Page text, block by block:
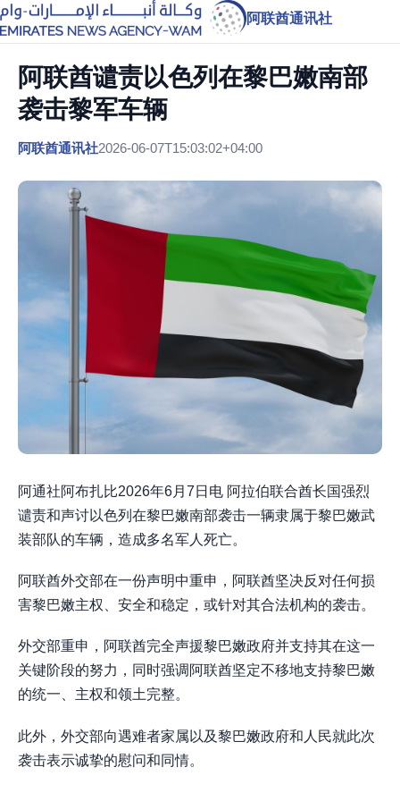
阿联酋通讯社
阿联酋谴责以色列在黎巴嫩南部
袭击黎军车辆
阿联酋通讯社2026-06-07T15:03:02+04:00
阿通社阿布扎比2026年6月7日电 阿拉伯联合酋长国强烈
谴责和声讨以色列在黎巴嫩南部袭击一辆隶属于黎巴嫩武
装部队的车辆，造成多名军人死亡。
阿联酋外交部在一份声明中重申，阿联酋坚决反对任何损
害黎巴嫩主权、安全和稳定，或针对其合法机构的袭击。
外交部重申，阿联酋完全声援黎巴嫩政府并支持其在这一
关键阶段的努力，同时强调阿联酋坚定不移地支持黎巴嫩
的统一、主权和领土完整。
此外，外交部向遇难者家属以及黎巴嫩政府和人民就此次
袭击表示诚挚的慰问和同情。